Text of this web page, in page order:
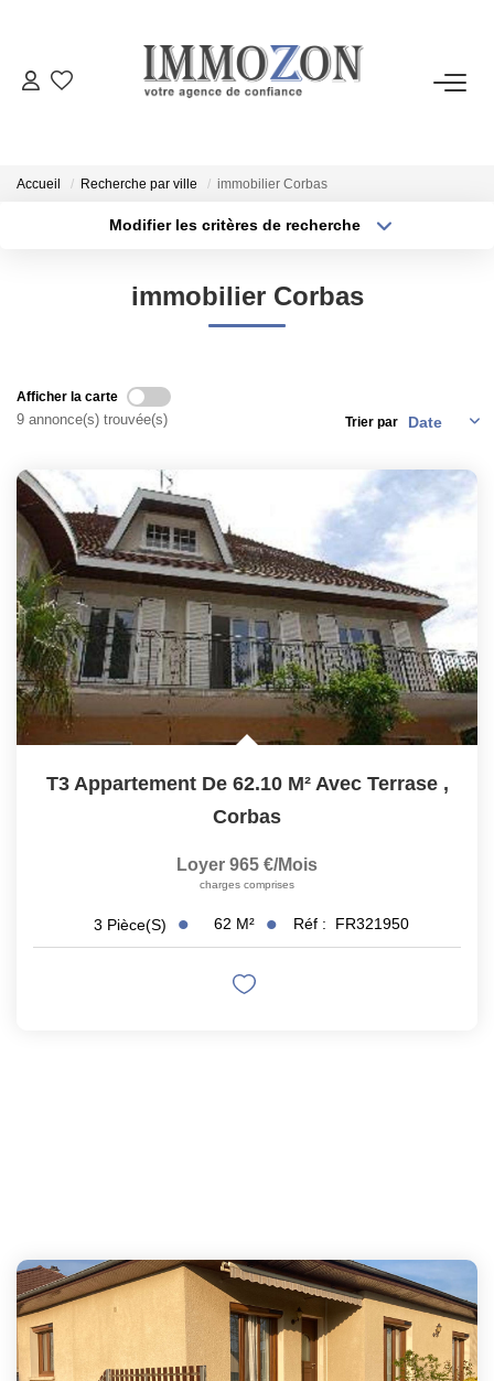
LOUER
ESTIMER
CONTACT
Accueil Recherche par ville immobilier Corbas
Modifier les critères de recherche
Créer une alerte
immobilier Corbas
Afficher la carte
9 annonce(s) trouvée(s) Trier par
T3 Appartement De 62.10 M² Avec Terrase ,
Corbas
Loyer 965 €/mois
charges comprises
3 Pièce(s) 62 M² Réf : FR321950